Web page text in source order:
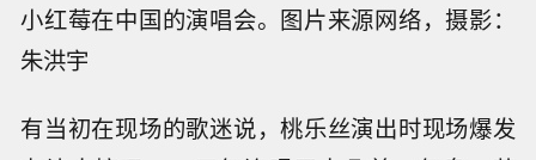
小红莓在中国的演唱会。图片来源网络，摄影：
朱洪宇
有当初在现场的歌迷说，桃乐丝演出时现场爆发